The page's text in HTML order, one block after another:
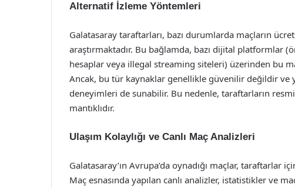
Alternatif İzleme Yöntemleri
Galatasaray taraftarları, bazı durumlarda maçların
araştırmaktadır. Bu bağlamda, bazı dijital platformlar
hesaplar veya illegal streaming siteleri) üzerinden bu
Ancak, bu tür kaynaklar genellikle güvenilir değildir ve
deneyimleri de sunabilir. Bu nedenle, taraftarların
mantıklıdır.
Ulaşım Kolaylığı ve Canlı Maç Analizleri
Galatasaray’ın Avrupa’da oynadığı maçlar, taraftarlar
Maç esnasında yapılan canlı analizler, istatistikler ve